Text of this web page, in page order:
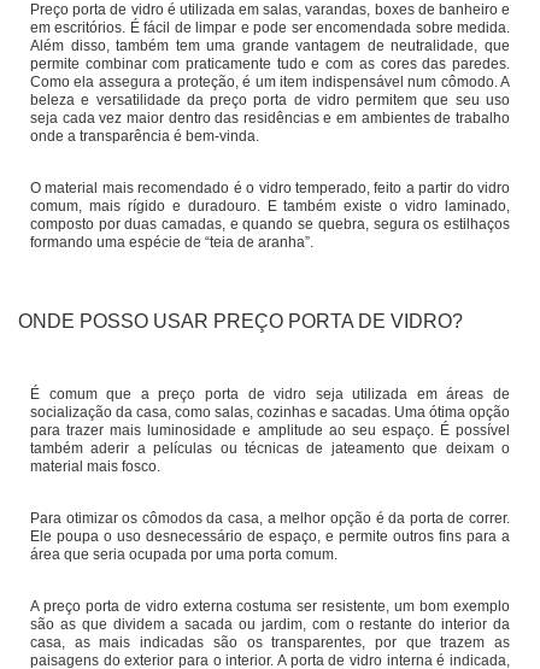
Preço porta de vidro é utilizada em salas, varandas, boxes de banheiro e
em escritórios. É fácil de limpar e pode ser encomendada sobre medida.
Além disso, também tem uma grande vantagem de neutralidade, que
permite combinar com praticamente tudo e com as cores das paredes.
Como ela assegura a proteção, é um item indispensável num cômodo. A
beleza e versatilidade da preço porta de vidro permitem que seu uso
seja cada vez maior dentro das residências e em ambientes de trabalho
onde a transparência é bem-vinda.
O material mais recomendado é o vidro temperado, feito a partir do vidro
comum, mais rígido e duradouro. E também existe o vidro laminado,
composto por duas camadas, e quando se quebra, segura os estilhaços
formando uma espécie de “teia de aranha”.
ONDE POSSO USAR PREÇO PORTA DE VIDRO?
É comum que a preço porta de vidro seja utilizada em áreas de
socialização da casa, como salas, cozinhas e sacadas. Uma ótima opção
para trazer mais luminosidade e amplitude ao seu espaço. É possível
também aderir a películas ou técnicas de jateamento que deixam o
material mais fosco.
Para otimizar os cômodos da casa, a melhor opção é da porta de correr.
Ele poupa o uso desnecessário de espaço, e permite outros fins para a
área que seria ocupada por uma porta comum.
A preço porta de vidro externa costuma ser resistente, um bom exemplo
são as que dividem a sacada ou jardim, com o restante do interior da
casa, as mais indicadas são os transparentes, por que trazem as
paisagens do exterior para o interior. A porta de vidro interna é indicada,